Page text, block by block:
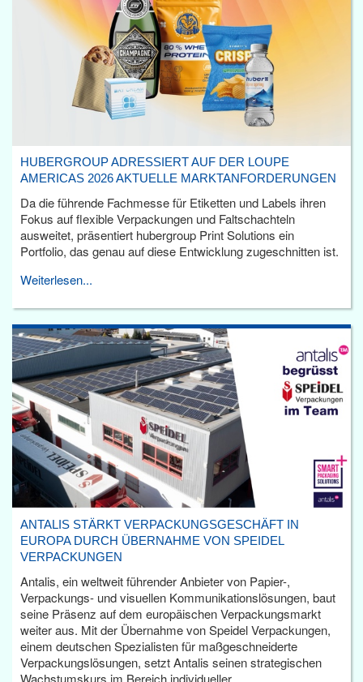
HUBERGROUP ADRESSIERT AUF DER LOUPE
AMERICAS 2026 AKTUELLE MARKTANFORDERUNGEN
Da die führende Fachmesse für Etiketten und Labels ihren
Fokus auf flexible Verpackungen und Faltschachteln
ausweitet, präsentiert hubergroup Print Solutions ein
Portfolio, das genau auf diese Entwicklung zugeschnitten ist.
Weiterlesen...
ANTALIS STÄRKT VERPACKUNGSGESCHÄFT IN
EUROPA DURCH ÜBERNAHME VON SPEIDEL
VERPACKUNGEN
Antalis, ein weltweit führender Anbieter von Papier-,
Verpackungs- und visuellen Kommunikationslösungen, baut
seine Präsenz auf dem europäischen Verpackungsmarkt
weiter aus. Mit der Übernahme von Speidel Verpackungen,
einem deutschen Spezialisten für maßgeschneiderte
Verpackungslösungen, setzt Antalis seinen strategischen
Wachstumskurs im Bereich individueller